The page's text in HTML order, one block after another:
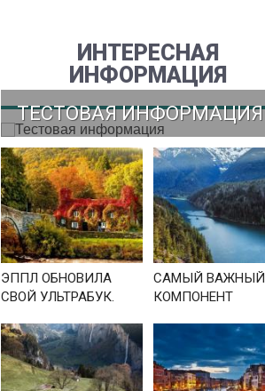
ИНТЕРЕСНАЯ
ИНФОРМАЦИЯ
ТЕСТОВАЯ ИНФОРМАЦИЯ
ЭППЛ ОБНОВИЛА
СВОЙ УЛЬТРАБУК.
САМЫЙ ВАЖНЫЙ
КОМПОНЕНТ